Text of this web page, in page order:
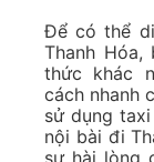
Để có thể
Thanh
thức khác
cách nhanh
sử dụng
nội bài đi